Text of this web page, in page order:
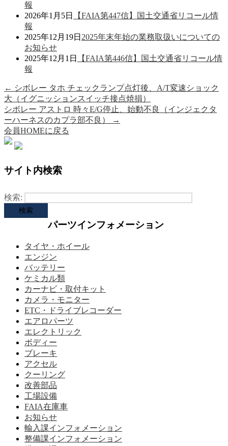
報
2026年1月5日
【FAIA第447信】国土交通省リコール情
報
2025年12月19日 2025年末年始の業務取扱いについての
お知らせ
2025年12月1日
【FAIA第446信】国土交通省リコール情
報
← シボレー タホ チェックランプ点灯後、A/T変速ショック
大（イグニッションスイッチ接点焼損）
シボレー アストロ 時々E/G停止、始動不良（インジェクタ
ーハーネスのカプラ部不良）
→
会員HOMEに戻る
サイト内検索
検索:
パーツインフォメーション
タイヤ・ホイール
エンジン
バッテリー
ケミカル類
カーナビ・取付キット
カメラ・モニター
ETC・ドライブレコーダー
エアロパーツ
エレクトリック
ボディー
ブレーキ
アクセル
クーリング
改善部品
工場設備
FAIA在庫車
お知らせ
輸入課インフォメーション
整備課インフォメーション